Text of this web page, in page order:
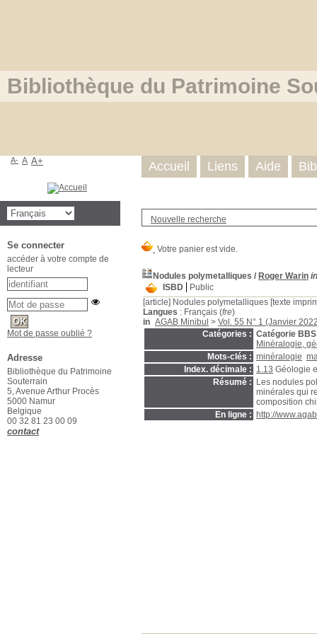
Bibliothèque du Patrimoine
Nouvelle recherche
Nodules polymetalliques / Roger Warin
ISBD
Public
[article] Nodules polymetalliques [texte
Langues : Français (fre)
in AGAB Minibul > Vol. 55 N° 1 (Janvier
Catégories : Catégorie BBS
Minéralogie,
Mots-clés : minéralogie
Index. décimale : 1.13 Géologie
Résumé :
Les nodules
minérales qui
composition
En ligne :
http://
Accueil Liens Aide
A- A A+
Se connecter
accéder à votre compte de
lecteur
Mot de passe oublié ?
Adresse
Bibliothèque du Patrimoine
Souterrain
5, Avenue Arthur Procès
5000 Namur
Belgique
00 32 81 23 00 09
contact